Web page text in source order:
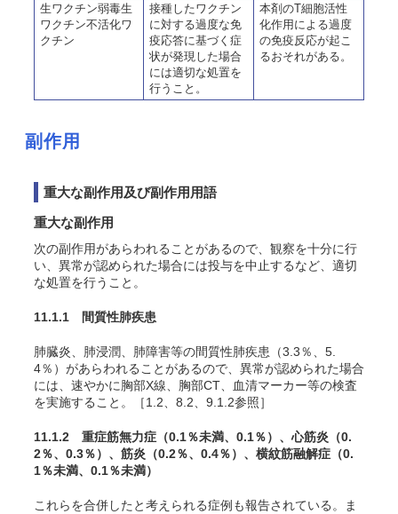
生ワクチン弱毒生
ワクチン不活化ワ
クチン
接種したワクチン
に対する過度な免
疫応答に基づく症
状が発現した場合
には適切な処置を
行うこと。
本剤のT細胞活性
化作用による過度
の免疫反応が起こ
るおそれがある。
副作用
重大な副作用及び副作用用語
重大な副作用
次の副作用があらわれることがあるので、観察を十分に行
い、異常が認められた場合には投与を中止するなど、適切
な処置を行うこと 。
11.1.1 間質性肺疾患
肺臓炎、肺浸潤、肺障害等の間質性肺疾患（3.3％、5.
4％）があらわれることがあるので、異常が認められた場合
には、速やかに胸部X線、胸部CT、血清マーカー等の検査
を実施すること。［1.2、8.2、9.1.2参照］
11.1.2 重症筋無力症 （0.1％未満、0.1％） 、心筋炎 （0.
2％、0.3％） 、筋炎 （0.2％、0.4％） 、横紋筋融解症 （0.
1％未満、0.1％未満）
これらを合併したと考えられる症例も報告されている。ま